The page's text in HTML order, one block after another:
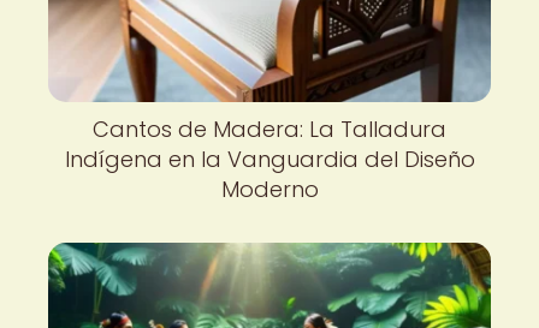
Cantos de Madera: La Talladura
Indígena en la Vanguardia del Diseño
Moderno